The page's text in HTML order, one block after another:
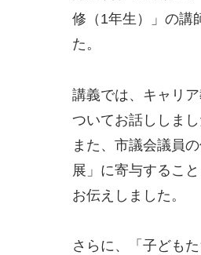
修（1年生）」の講
た。
講義では、キャリ
ついてお話ししまし
また、市議会議員
展」に寄与するこ
お伝えしました。
さらに、「子ども